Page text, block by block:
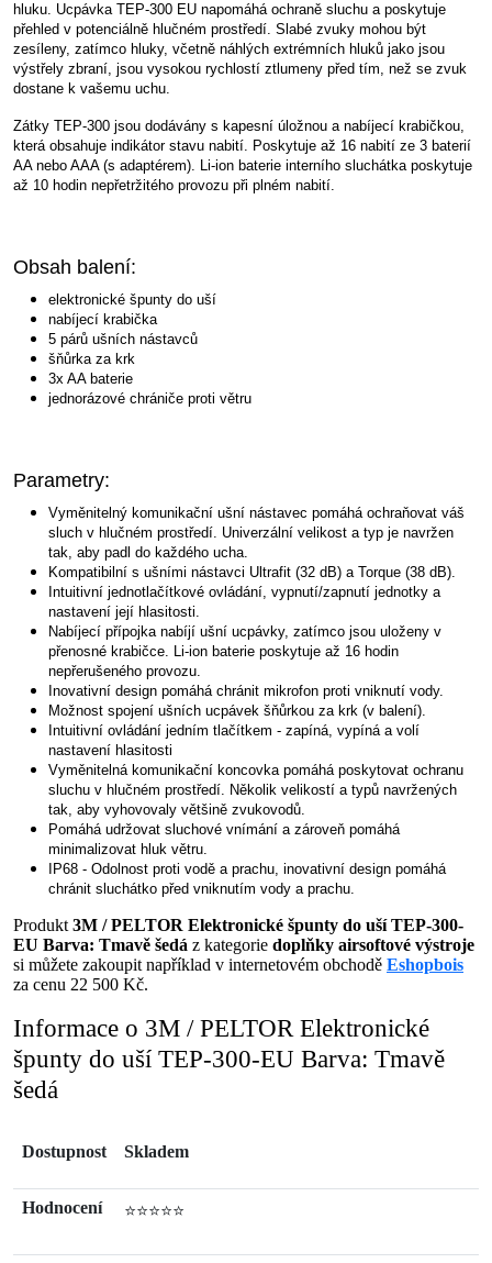
hluku. Ucpávka TEP-300 EU napomáhá ochraně sluchu a poskytuje
přehled v potenciálně hlučném prostředí. Slabé zvuky mohou být
zesíleny, zatímco hluky, včetně náhlých extrémních hluků jako jsou
výstřely zbraní, jsou vysokou rychlostí ztlumeny před tím, než se zvuk
dostane k vašemu uchu.
Zátky TEP-300 jsou dodávány s kapesní úložnou a nabíjecí krabičkou,
která obsahuje indikátor stavu nabití. Poskytuje až 16 nabití ze 3 baterií
AA nebo AAA (s adaptérem). Li-ion baterie interního sluchátka poskytuje
až 10 hodin nepřetržitého provozu při plném nabití.
Obsah balení:
elektronické špunty do uší
nabíjecí krabička
5 párů ušních nástavců
šňůrka za krk
3x AA baterie
jednorázové chrániče proti větru
Parametry:
Vyměnitelný komunikační ušní nástavec pomáhá ochraňovat váš
sluch v hlučném prostředí. Univerzální velikost a typ je navržen
tak, aby padl do každého ucha.
Kompatibilní s ušními nástavci Ultrafit (32 dB) a Torque (38 dB).
Intuitivní jednotlačítkové ovládání, vypnutí/zapnutí jednotky a
nastavení její hlasitosti.
Nabíjecí přípojka nabíjí ušní ucpávky, zatímco jsou uloženy v
přenosné krabičce. Li-ion baterie poskytuje až 16 hodin
nepřerušeného provozu.
Inovativní design pomáhá chránit mikrofon proti vniknutí vody.
Možnost spojení ušních ucpávek šňůrkou za krk (v balení).
Intuitivní ovládání jedním tlačítkem - zapíná, vypíná a volí
nastavení hlasitosti
Vyměnitelná komunikační koncovka pomáhá poskytovat ochranu
sluchu v hlučném prostředí. Několik velikostí a typů navržených
tak, aby vyhovovaly většině zvukovodů.
Pomáhá udržovat sluchové vnímání a zároveň pomáhá
minimalizovat hluk větru.
IP68 - Odolnost proti vodě a prachu, inovativní design pomáhá
chránit sluchátko před vniknutím vody a prachu.
Produkt 3M / PELTOR Elektronické špunty do uší TEP-300-
EU Barva: Tmavě šedá z kategorie doplňky airsoftové výstroje
si můžete zakoupit například v internetovém obchodě Eshopbois
za cenu 22 500 Kč.
Informace o 3M / PELTOR Elektronické
špunty do uší TEP-300-EU Barva: Tmavě
šedá
Dostupnost Skladem
Hodnocení ⭐⭐⭐⭐⭐